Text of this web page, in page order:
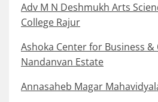
Adv M N Deshmukh Arts
College Rajur
Ashoka Center for Business
Nandanvan Estate
Annasaheb Magar